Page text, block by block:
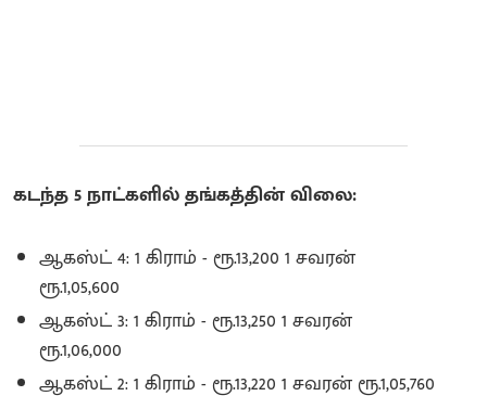
கடந்த 5 நாட்களில் தங்கத்தின் விலை:
ஆகஸ்ட் 4: 1 கிராம் - ரூ.13,200 1 சவரன்
ரூ.1,05,600
ஆகஸ்ட் 3: 1 கிராம் - ரூ.13,250 1 சவரன்
ரூ.1,06,000
ஆகஸ்ட் 2: 1 கிராம் - ரூ.13,220 1 சவரன் ரூ.1,05,760